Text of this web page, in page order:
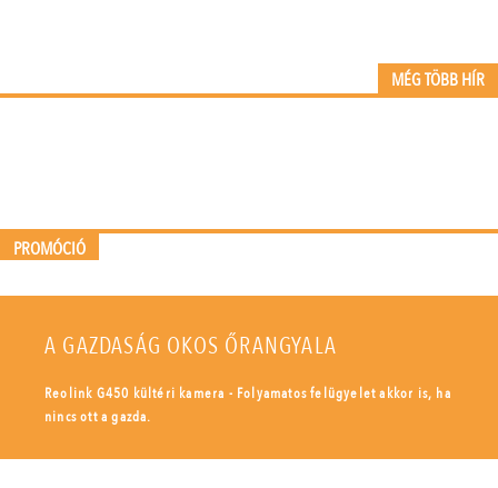
MÉG TÖBB HÍR
PROMÓCIÓ
A GAZDASÁG OKOS ŐRANGYALA
Reolink G450 kültéri kamera - Folyamatos felügyelet akkor is, ha
nincs ott a gazda.